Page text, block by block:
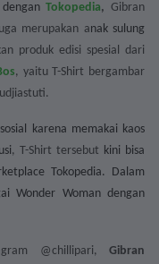
denganTokopedia, Gibran
merupakan anak sulung
produk edisi spesial dari
, yaitu T-Shirt bergambar
karena memakai kaos
, T-Shirt tersebut kini bisa
Tokopedia. Dalam
Wonder Woman dengan
@chillipari, Gibran